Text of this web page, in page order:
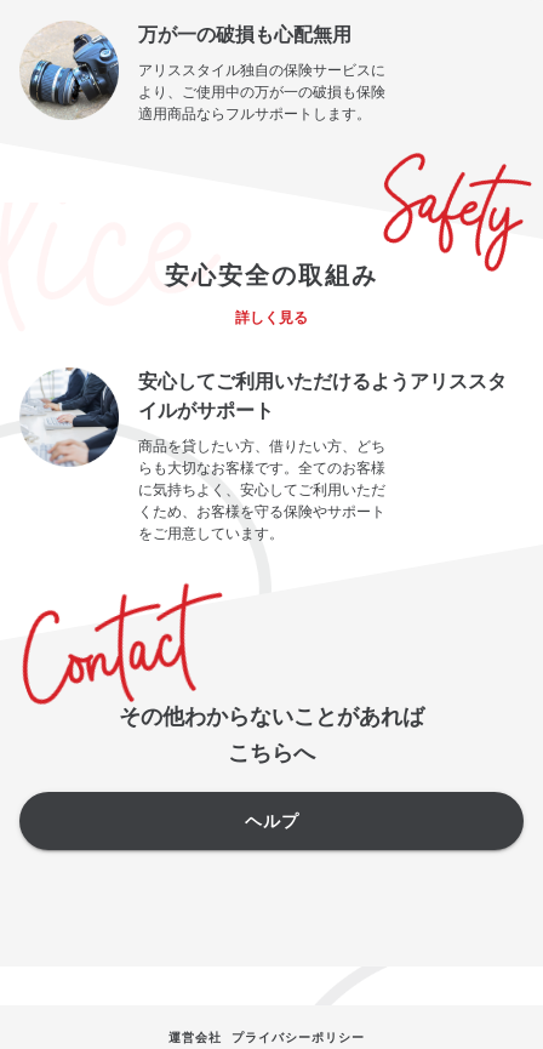
万が一の破損も心配無用
アリススタイル独自の保険サービスに
より、ご使用中の万が一の破損も保険
適用商品ならフルサポートします。
安心安全の取組み
詳しく見る
安心してご利用いただけるようアリススタ
イルがサポート
商品を貸したい方、借りたい方、どち
らも大切なお客様です。全てのお客様
に気持ちよく、安心してご利用いただ
くため、お客様を守る保険やサポート
をご用意しています。
その他わからないことがあれば
こちらへ
ヘルプ
運営会社 プライバシーポリシー